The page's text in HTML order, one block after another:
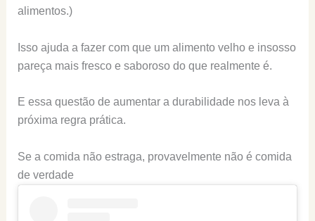
alimentos.)
Isso ajuda a fazer com que um alimento velho e insosso
pareça mais fresco e saboroso do que realmente é.
E essa questão de aumentar a durabilidade nos leva à
próxima regra prática.
Se a comida não estraga, provavelmente não é comida
de verdade